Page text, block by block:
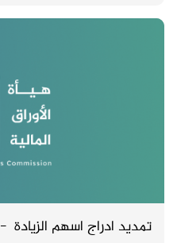
تمديد ادراج اسهم الزيادة -